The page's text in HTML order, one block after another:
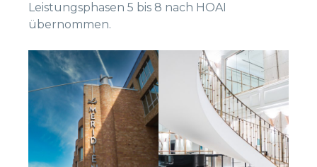
Leistungsphasen 5 bis 8 nach HOAI
übernommen.